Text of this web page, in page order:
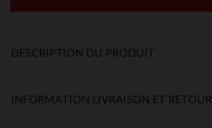
DESCRIPTION DU PRODUIT
INFORMATION LIVRAISON ET RETOUR